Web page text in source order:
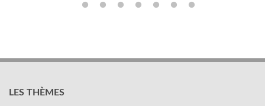
LES THÈMES